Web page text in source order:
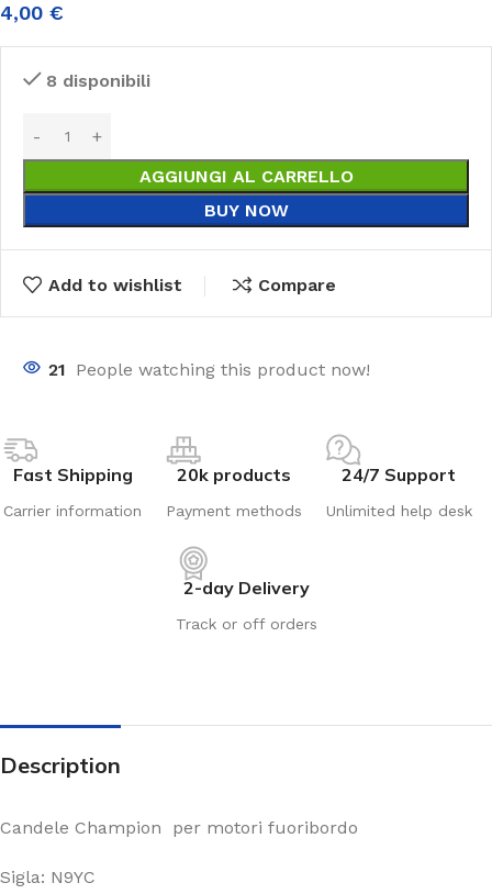
4,00 €
8 disponibili
AGGIUNGI AL CARRELLO
BUY NOW
Add to wishlist Compare
21 People watching this product now!
Fast Shipping
Carrier information
20k products
Payment methods
24/7 Support
Unlimited help desk
2-day Delivery
Track or off orders
Description
Candele Champion per motori fuoribordo
Sigla: N9YC